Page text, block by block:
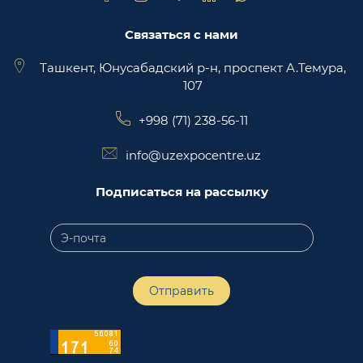
Связаться с нами
Ташкент, Юнусабадский р-н, проспект А.Темура,
107
+998 (71) 238-56-11
info@uzexpocentre.uz
Подписаться на рассылку
Отправить